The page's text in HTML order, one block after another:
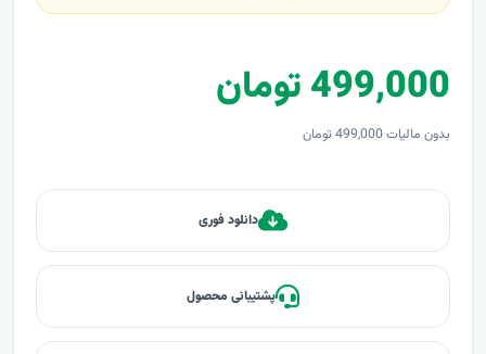
499,000 تومان
بدون مالیات 499,000 تومان
دانلود فوری
پشتیبانی محصول